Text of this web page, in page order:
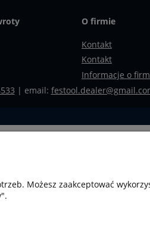
O firmie
Kontakt
Kontakt
Informacje o
| email:
Możesz zaakceptować